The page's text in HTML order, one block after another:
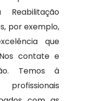
por exemplo,
que
contate e
Temos à